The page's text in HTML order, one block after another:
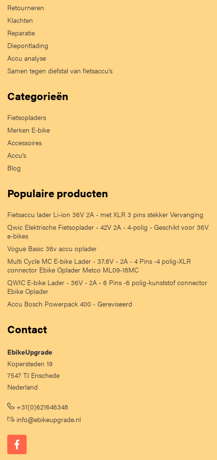
Retourneren
Klachten
Reparatie
Diepontlading
Accu analyse
Samen tegen diefstal van fietsaccu's
Categorieën
Fietsopladers
Merken E-bike
Accessoires
Accu's
Blog
Populaire producten
Fietsaccu lader Li-ion 36V 2A - met XLR 3 pins stekker Vervanging
Qwic Elektrische Fietsoplader - 42V 2A - 4-polig - Geschikt voor 36V
e-bikes
Vogue Basic 36v accu oplader
Multi Cycle MC E-bike Lader - 37.8V - 2A - 4 Pins -4 polig-XLR
connector Ebike Oplader Metco ML09-18MC
QWIC E-bike Lader - 36V - 2A - 6 Pins -6 polig-kunststof connector
Ebike Oplader
Accu Bosch Powerpack 400 - Gereviseerd
Contact
EbikeUpgrade
Kopersteden 19
7547 TJ Enschede
Nederland
+31(0)621646348
info@ebikeupgrade.nl